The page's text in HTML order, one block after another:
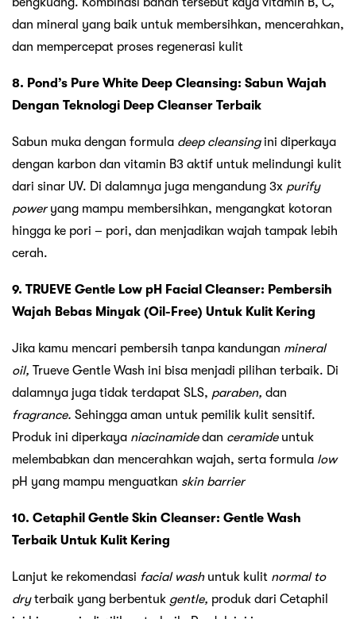
dan mineral yang baik untuk membersihkan, mencerahkan,
dan mempercepat proses regenerasi kulit
8. Pond’s Pure White Deep Cleansing: Sabun Wajah
Dengan Teknologi Deep Cleanser Terbaik
Sabun muka dengan formula deep cleansingini diperkaya
dengan karbon dan vitamin B3 aktif untuk melindungi kulit
dari sinar UV. Di dalamnya juga mengandung 3x purify
poweryang mampu membersihkan, mengangkat kotoran
hingga ke pori – pori, dan menjadikan wajah tampak lebih
cerah.
9. TRUEVE Gentle Low pH Facial Cleanser: Pembersih
Wajah Bebas Minyak (Oil-Free) Untuk Kulit Kering
Jika kamu mencari pembersih tanpa kandungan mineral
oil, Trueve Gentle Wash ini bisa menjadi pilihan terbaik. Di
dalamnya juga tidak terdapat SLS, paraben, dan
fragrance. Sehingga aman untuk pemilik kulit sensitif.
Produk ini diperkaya niacinamidedan ceramide untuk
melembabkan dan mencerahkan wajah, serta formula low
pH yang mampu menguatkan skin barrier
10. Cetaphil Gentle Skin Cleanser: Gentle Wash
Terbaik Untuk Kulit Kering
Lanjut ke rekomendasi facial washuntuk kulit normal to
dryterbaik yang berbentuk gentle, produk dari Cetaphil